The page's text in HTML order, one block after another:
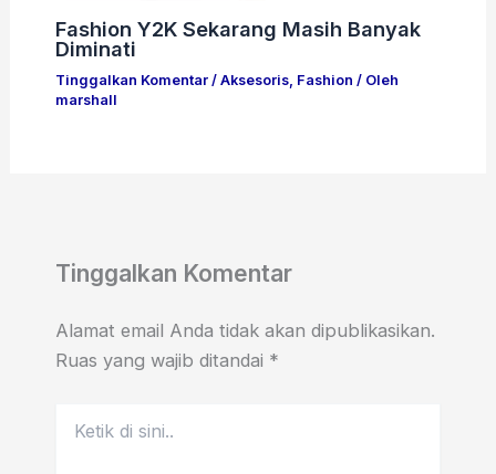
Fashion Y2K Sekarang Masih Banyak
Diminati
Tinggalkan Komentar / Aksesoris, Fashion / Oleh
marshall
Tinggalkan Komentar
Alamat email Anda tidak akan dipublikasikan.
Ruas yang wajib ditandai *